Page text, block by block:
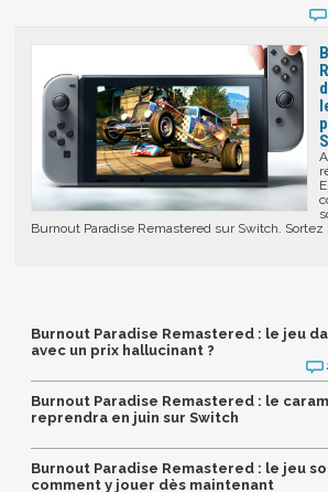
Burnout Paradise Remastered sur Switch. Sortez
Burnout Paradise Remastered : le jeu
avec un prix hallucinant ?
Burnout Paradise Remastered : le
reprendra en juin sur Switch
Burnout Paradise Remastered : le jeu
comment y jouer dès maintenant